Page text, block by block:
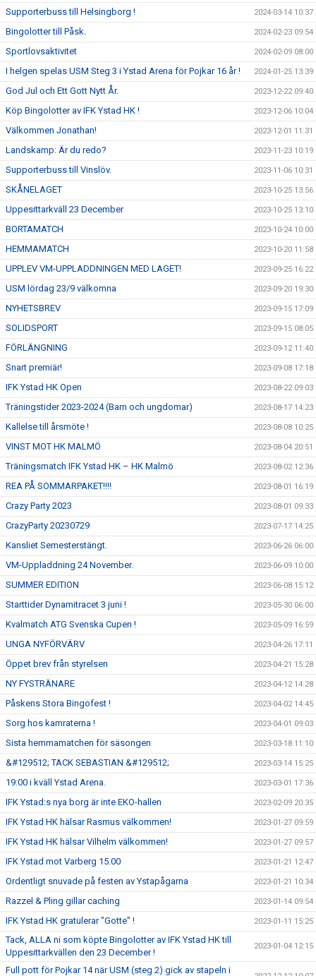
Supporterbuss till Helsingborg ! 2024-03-14 10:37
Bingolotter till Påsk. 2024-02-23 09:54
Sportlovsaktivitet 2024-02-09 08:00
I helgen spelas USM Steg 3 i Ystad Arena för Pojkar 16 år ! 2024-01-25 13:39
God Jul och Ett Gott Nytt År. 2023-12-22 09:40
Köp Bingolotter av IFK Ystad HK ! 2023-12-06 10:04
Välkommen Jonathan! 2023-12-01 11:31
Landskamp: Är du redo? 2023-11-23 10:19
Supporterbuss till Vinslöv. 2023-11-06 10:31
SKÅNELAGET 2023-10-25 13:56
Uppesittarkväll 23 December 2023-10-25 13:10
BORTAMATCH 2023-10-24 10:00
HEMMAMATCH 2023-10-20 11:58
UPPLEV VM-UPPLADDNINGEN MED LAGET! 2023-09-25 16:22
USM lördag 23/9 välkomna 2023-09-20 19:30
NYHETSBREV 2023-09-15 17:09
SOLIDSPORT 2023-09-15 08:05
FÖRLÄNGNING 2023-09-12 11:40
Snart premiär! 2023-09-08 17:18
IFK Ystad HK Open 2023-08-22 09:03
Träningstider 2023-2024 (Barn och ungdomar) 2023-08-17 14:23
Kallelse till årsmöte ! 2023-08-08 10:25
VINST MOT HK MALMÖ 2023-08-04 20:51
Träningsmatch IFK Ystad HK – HK Malmö 2023-08-02 12:36
REA PÅ SOMMARPAKET!!!! 2023-08-01 16:19
Crazy Party 2023 2023-08-01 09:33
CrazyParty 20230729 2023-07-17 14:25
Kansliet Semesterstängt. 2023-06-26 06:00
VM-Uppladdning 24 November. 2023-06-09 10:00
SUMMER EDITION 2023-06-08 15:12
Starttider Dynamitracet 3 juni ! 2023-05-30 06:00
Kvalmatch ATG Svenska Cupen ! 2023-05-09 16:59
UNGA NYFÖRVÄRV 2023-04-26 17:11
Öppet brev från styrelsen 2023-04-21 15:28
NY FYSTRÄNARE 2023-04-12 14:28
Påskens Stora Bingofest ! 2023-04-02 14:45
Sorg hos kamraterna ! 2023-04-01 09:03
Sista hemmamatchen för säsongen 2023-03-18 11:10
&#129512; TACK SEBASTIAN &#129512; 2023-03-14 15:25
19:00 i kväll Ystad Arena. 2023-03-01 17:36
IFK Ystad:s nya borg är inte EKO-hallen 2023-02-09 20:35
IFK Ystad HK hälsar Rasmus välkommen! 2023-01-27 09:59
IFK Ystad HK hälsar Vilhelm välkommen! 2023-01-27 09:57
IFK Ystad mot Varberg 15.00 2023-01-21 12:47
Ordentligt snuvade på festen av Ystapågarna 2023-01-21 10:34
Razzel & Pling gillar caching 2023-01-14 09:54
IFK Ystad HK gratulerar "Gotte" ! 2023-01-11 15:25
Tack, ALLA ni som köpte Bingolotter av IFK Ystad HK till
Uppesittarkvällen den 23 December !
2023-01-04 12:15
Full pott för Pojkar 14 när USM (steg 2) gick av stapeln i